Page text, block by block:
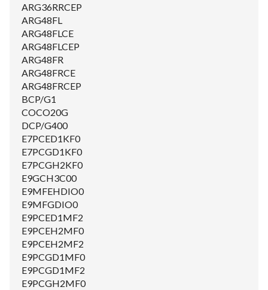
ARG36RRCEP
ARG48FL
ARG48FLCE
ARG48FLCEP
ARG48FR
ARG48FRCE
ARG48FRCEP
BCP/G1
COCO20G
DCP/G400
E7PCED1KF0
E7PCGD1KF0
E7PCGH2KF0
E9GCH3C00
E9MFEHDIO0
E9MFGDIO0
E9PCED1MF2
E9PCEH2MF0
E9PCEH2MF2
E9PCGD1MF0
E9PCGD1MF2
E9PCGH2MF0